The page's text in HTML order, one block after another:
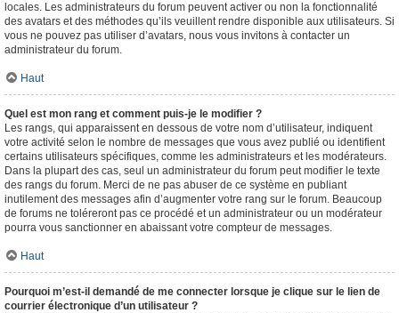
locales. Les administrateurs du forum peuvent activer ou non la fonctionnalité
des avatars et des méthodes qu’ils veuillent rendre disponible aux utilisateurs. Si
vous ne pouvez pas utiliser d’avatars, nous vous invitons à contacter un
administrateur du forum.
Haut
Quel est mon rang et comment puis-je le modifier ?
Les rangs, qui apparaissent en dessous de votre nom d’utilisateur, indiquent
votre activité selon le nombre de messages que vous avez publié ou identifient
certains utilisateurs spécifiques, comme les administrateurs et les modérateurs.
Dans la plupart des cas, seul un administrateur du forum peut modifier le texte
des rangs du forum. Merci de ne pas abuser de ce système en publiant
inutilement des messages afin d’augmenter votre rang sur le forum. Beaucoup
de forums ne toléreront pas ce procédé et un administrateur ou un modérateur
pourra vous sanctionner en abaissant votre compteur de messages.
Haut
Pourquoi m’est-il demandé de me connecter lorsque je clique sur le lien de
courrier électronique d’un utilisateur ?